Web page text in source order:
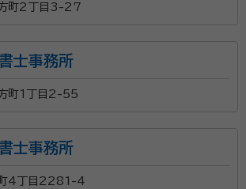
町2丁目3-27
士事務所
町1丁目2-55
士事務所
町4丁目2281-4